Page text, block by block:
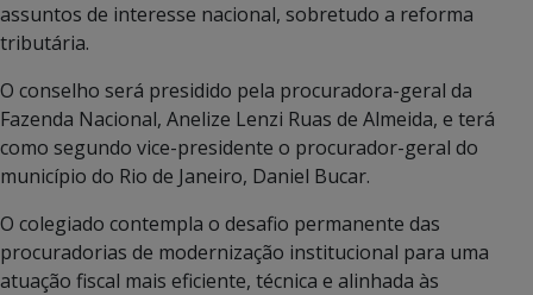
assuntos de interesse nacional, sobretudo a reforma
tributária.
O conselho será presidido pela procuradora-geral da
Fazenda Nacional, Anelize Lenzi Ruas de Almeida, e terá
como segundo vice-presidente o procurador-geral do
município do Rio de Janeiro, Daniel Bucar.
O colegiado contempla o desafio permanente das
procuradorias de modernização institucional para uma
atuação fiscal mais eficiente, técnica e alinhada às